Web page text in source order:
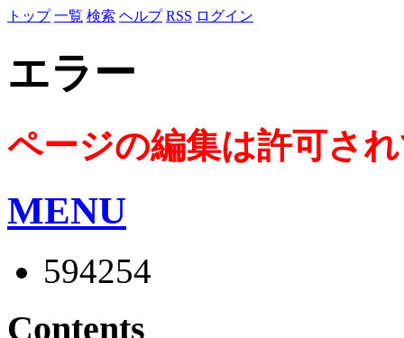
トップ 一覧 検索 ヘルプ RSS ログイン
エラー
ページの編集は許可さ
MENU
594254
Contents